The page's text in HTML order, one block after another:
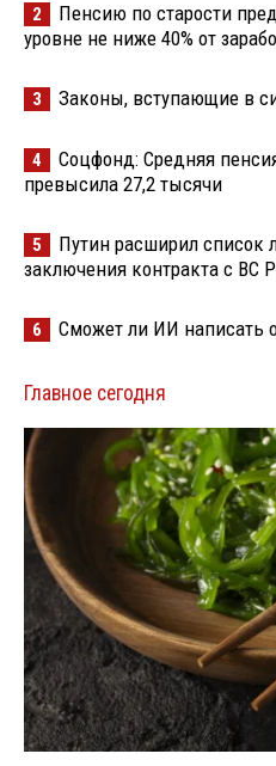
2
Пенсию по старости
уровне не ниже 40% от
3 Законы, вступающие в
4
Соцфонд: Средняя
превысила 27,2 тысячи
5
Путин расширил список
заключения контракта с ВС
6 Сможет ли ИИ написать
Главное сегодня